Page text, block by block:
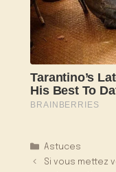
Catégories
Astuces
Si vous mettez